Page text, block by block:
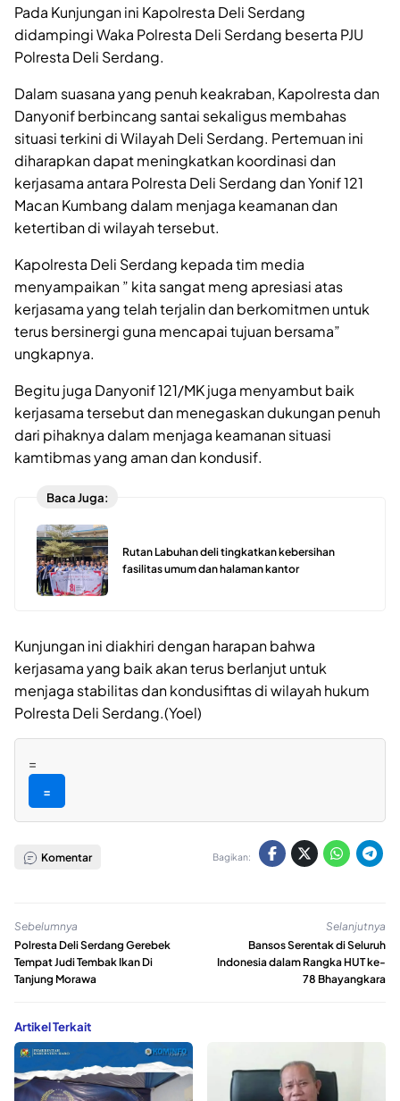
Pada Kunjungan ini Kapolresta Deli Serdang
didampingi Waka Polresta Deli Serdang beserta PJU
Polresta Deli Serdang.
Dalam suasana yang penuh keakraban, Kapolresta dan
Danyonif berbincang santai sekaligus membahas
situasi terkini di Wilayah Deli Serdang. Pertemuan ini
diharapkan dapat meningkatkan koordinasi dan
kerjasama antara Polresta Deli Serdang dan Yonif 121
Macan Kumbang dalam menjaga keamanan dan
ketertiban di wilayah tersebut.
Kapolresta Deli Serdang kepada tim media
menyampaikan ” kita sangat meng apresiasi atas
kerjasama yang telah terjalin dan berkomitmen untuk
terus bersinergi guna mencapai tujuan bersama”
ungkapnya.
Begitu juga Danyonif 121/MK juga menyambut baik
kerjasama tersebut dan menegaskan dukungan penuh
dari pihaknya dalam menjaga keamanan situasi
kamtibmas yang aman dan kondusif.
Baca Juga:
Rutan Labuhan deli tingkatkan kebersihan
fasilitas umum dan halaman kantor
Kunjungan ini diakhiri dengan harapan bahwa
kerjasama yang baik akan terus berlanjut untuk
menjaga stabilitas dan kondusifitas di wilayah hukum
Polresta Deli Serdang.(Yoel)
=
=
Komentar Bagikan:
Sebelumnya
Polresta Deli Serdang Gerebek
Tempat Judi Tembak Ikan Di
Tanjung Morawa
Selanjutnya
Bansos Serentak di Seluruh
Indonesia dalam Rangka HUT ke-
78 Bhayangkara
Artikel Terkait